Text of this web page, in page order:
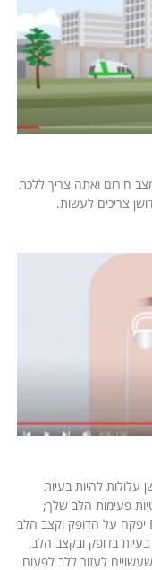
חירום ואתה צריך ללכת
צריכים לעשות.
עלולות להיות בעיות
פעימות הלב שלך;
'קצב לב' הוא התיאום של פעימות לב אלה. ECG יפקח על הדופק וקצב הלב
מתגלים בעיות בדופק ובקצב הלב,
לעזור ללב לפעום